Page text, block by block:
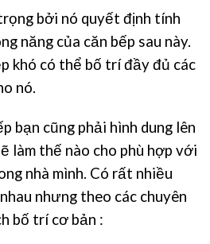
bởi nó quyết định tính
năng của căn bếp sau này.
khó có thể bố trí đầy đủ các
nó.
bạn cũng phải hình dung lên
làm thế nào cho phù hợp với
nhà mình. Có rất nhiều
nhưng theo các chuyên
bố trí cơ bản :